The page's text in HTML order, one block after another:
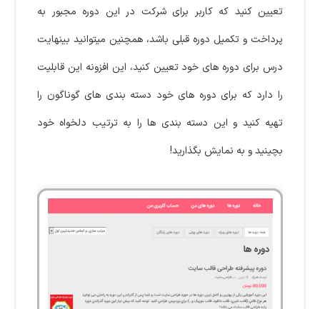
تعیین کنید که کاربر برای شرکت در این دوره مجبور به
پرداخت و تکمیل دوره قبلی باشد، همچنین میتوانید بینهایت
درس برای دوره های خود تعیین کنید، این افزونه این قابلیت
را دارد که برای دوره های خود دسته بندی های گوناگون را
تهیه کنید و این دسته بندی ها را به ترتیب دلخواه خود
بچینید و به نمایش بگذارید!